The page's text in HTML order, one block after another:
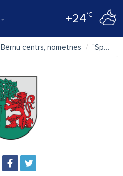
+24°C
Bērnu centrs, nometnes "Spārni" Liepājas bērnu un jaunatnes centrs